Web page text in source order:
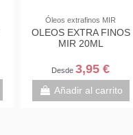
Óleos extrafinos MIR
OLEOS EXTRA FINOS
MIR 20ML
Desde3,95 €
Añadir al carrito